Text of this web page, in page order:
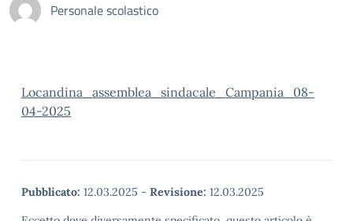
Personale scolastico
Locandina_assemblea_sindacale_Campania_08-
04-2025
Pubblicato: 12.03.2025 - Revisione: 12.03.2025